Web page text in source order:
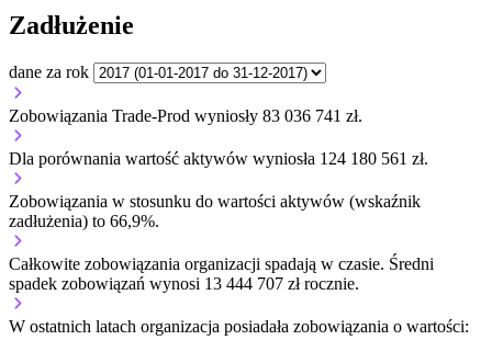
Zadłużenie
dane za rok
Zobowiązania Trade-Prod wyniosły 83 036 741 zł.
Dla porównania wartość aktywów wyniosła 124 180 561 zł.
Zobowiązania w stosunku do wartości aktywów (wskaźnik
zadłużenia) to 66,9%.
Całkowite zobowiązania organizacji spadają w czasie. Średni
spadek zobowiązań wynosi 13 444 707 zł rocznie.
W ostatnich latach organizacja posiadała zobowiązania o wartości: